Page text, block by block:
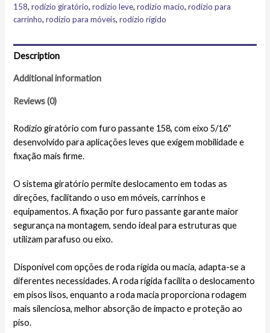
158,rodízio giratório,rodízio leve,rodízio macio,rodízio para
carrinho,rodízio para móveis,rodízio rígido
Description
Additional information
Reviews (0)
Rodízio giratório com furo passante 158, com eixo 5/16″
desenvolvido para aplicações leves que exigem mobilidade e
fixação mais firme.
O sistema giratório permite deslocamento em todas as
direções, facilitando o uso em móveis, carrinhos e
equipamentos. A fixação por furo passante garante maior
segurança na montagem, sendo ideal para estruturas que
utilizam parafuso ou eixo.
Disponível com opções de roda rígida ou macia, adapta-se a
diferentes necessidades. A roda rígida facilita o deslocamento
em pisos lisos, enquanto a roda macia proporciona rodagem
mais silenciosa, melhor absorção de impacto e proteção ao
piso.